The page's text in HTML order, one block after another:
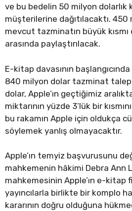
ve bu bedelin 50 milyon dolarlık
müşterilerine dağıtılacaktı. 450
mevcut tazminatın büyük
arasında paylaştırılacak.
E-kitap davasının
840 milyon dolar tazminat
dolar, Apple’ın geçtiğimiz
miktarının yüzde 3’lük bir
bu rakamın Apple için oldukça
söylemek yanlış olmayacaktır.
Apple’ın temyiz başvurusunu
mahkemenin hâkimi Debra Ann
mahkemesinin Apple’ın e-kitap
yayıncılarla birlikte bir komplo
kararının doğru olduğuna